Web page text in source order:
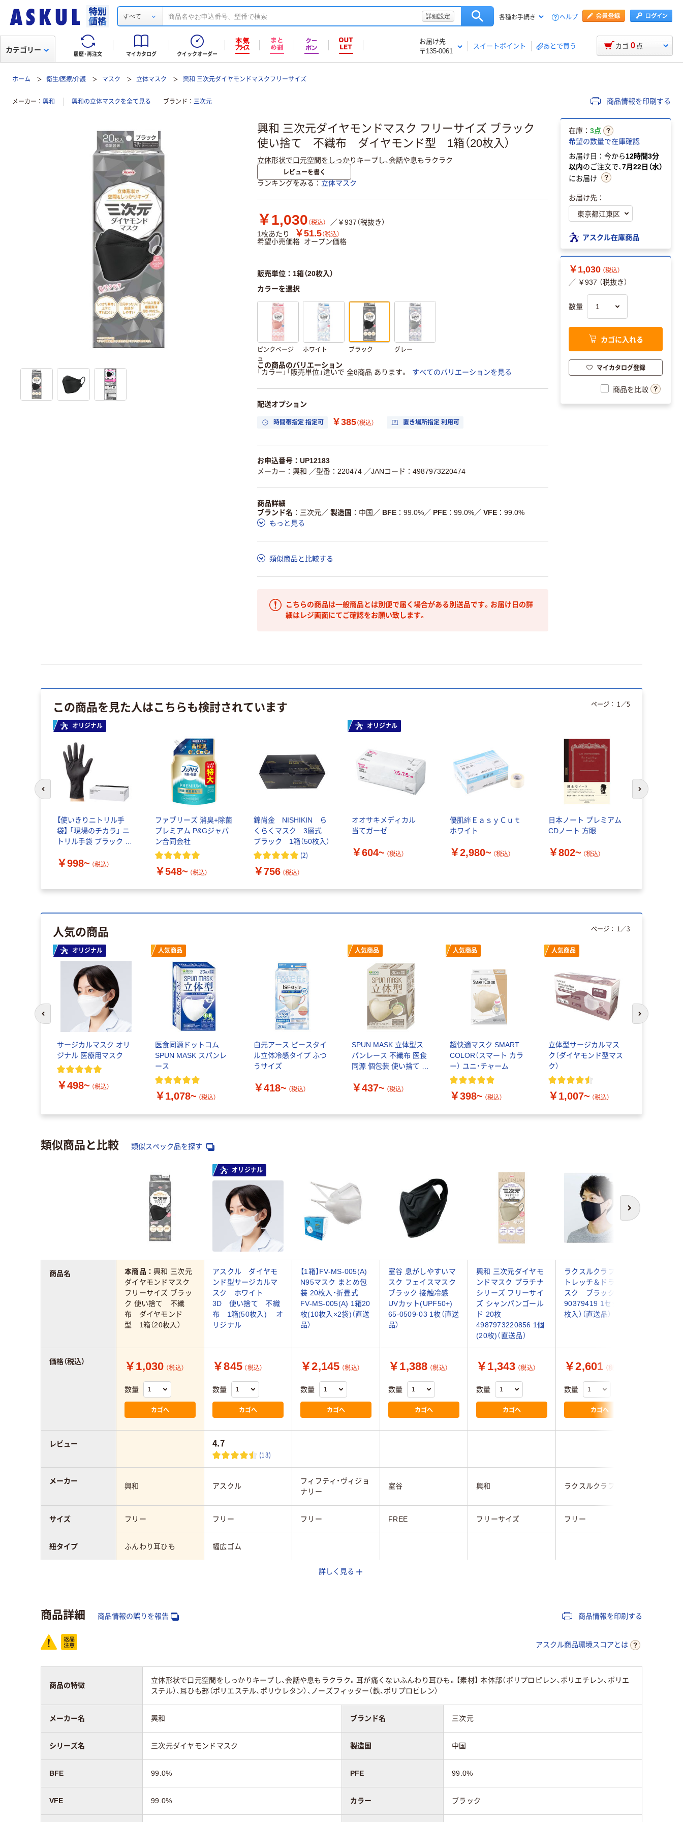
すべて 詳細設定 各種お手続き ヘルプ
履歴・再注文 マイカタログ クイックオーダー
お届け先
〒135-0061
スイートポイント あとで買う
カテゴリー カゴ 0 点
ホーム 衛生/医療/介護 マスク 立体マスク 興和 三次元ダイヤモンドマスクフリーサイズ
メーカー 興和 興和の立体マスクを全て見る ブランド 三次元 商品情報を印刷する
興和 三次元ダイヤモンドマスク フリーサイズ ブラック
使い捨て 不織布 ダイヤモンド型 1箱（20枚入）
立体形状で口元空間をしっかりキープし、会話や息もラクラク
レビューを書く
ランキングをみる 立体マスク
￥1,030 （税込）
／￥937（税抜き）
1枚あたり
￥51.5（税込）
希望小売価格 オープン価格
販売単位：1箱（20枚入）
カラーを選択
ピンクベージ
ュ
ホワイト ブラック グレー
この商品のバリエーション
「カラー」「販売単位」違いで 全8商品 あります。
すべてのバリエーションを見る
配送オプション
時間帯指定 指定可 ￥385（税込） 置き場所指定 利用可
お申込番号：UP12183
メーカー：興和 ／型番：220474 ／JANコード：4987973220474
商品詳細
ブランド名
三次元／ 製造国 中国 ／ BFE 99.0%／ PFE 99.0%／ VFE
99.0%
もっと見る
類似商品と比較する
こちらの商品は一般商品とは別便で届く場合がある別送品です。お届け日の詳
細はレジ画面にてご確認をお願い致します。
在庫： 3点
希望の数量で在庫確認
お届け日：今から12時間3分
以内のご注文で、7月22日（水）
にお届け
お届け先：
アスクル在庫商品
￥1,030 （税込）
／ ￥937 （税抜き）
数量
カゴに入れる
マイカタログ登録
商品を比較
この商品を見た人はこちらも検討されています
オリジナル
【使いきりニトリル手
袋】 「現場のチカラ」 ニ
トリル手袋 ブラック 薄
￥998~ （税込）
ファブリーズ 消臭+除菌
プレミアム P&Gジャパ
ン合同会社
￥548~ （税込）
錦尚金 NISHIKIN ら
くらくマスク 3層式
ブラック 1箱（50枚入）
(2)
￥756 （税込）
オリジナル
オオサキメディカル
当てガーゼ
￥604~ （税込）
優肌絆ＥａｓｙＣｕｔ
ホワイト
￥2,980~ （税込）
日本ノート プレミアム
CDノート 方眼
￥802~ （税込）
ページ： 1 ／5
前のスライドへ 次のスライド
人気の商品
オリジナル
サージカルマスク オリ
ジナル 医療用マスク
￥498~ （税込）
人気商品
医食同源ドットコム
SPUN MASK スパンレ
ース
￥1,078~ （税込）
白元アース ビースタイ
ル立体冷感タイプ ふつ
うサイズ
￥418~ （税込）
人気商品
SPUN MASK 立体型ス
パンレース 不織布 医食
同源 個包装 使い捨て カ
￥437~ （税込）
人気商品
超快適マスク SMART
COLOR（スマート カラ
ー） ユニ・チャーム
￥398~ （税込）
人気商品
立体型サージカルマス
ク（ダイヤモンド型マス
ク）
￥1,007~ （税込）
ページ： 1 ／3
前のスライドへ 次のスライド
類似商品と比較 類似スペック品を探す
次へ
オリジナル
本商品：興和 三次元
ダイヤモンドマスク
フリーサイズ ブラッ
ク 使い捨て 不織
布 ダイヤモンド
型 1箱（20枚入）
アスクル ダイヤモ
ンド型サージカルマ
スク ホワイト
3D 使い捨て 不織
布 1箱(50枚入) オ
リジナル
【1箱】FV-MS-005(A)
N95マスク まとめ包
装 20枚入・折畳式
FV-MS-005(A) 1箱20
枚(10枚入×2袋)（直送
品）
室谷 息がしやすいマ
スク フェイスマスク
ブラック 接触冷感
UVカット(UPF50+)
65-0509-03 1枚（直送
品）
興和 三次元ダイヤモ
ンドマスク プラチナ
シリーズ フリーサイ
ズ シャンパンゴール
ド 20枚
4987973220856 1個
(20枚)（直送品）
ラクスルクラフツ ス
トレッチ＆ドライマ
スク ブラック
90379419 1セット（5
枚入）（直送品）
￥1,030 （税込）
数量
カゴへ
￥845 （税込）
数量
カゴへ
￥2,145 （税込）
数量
カゴへ
￥1,388 （税込）
数量
カゴへ
￥1,343 （税込）
数量
カゴへ
￥2,601 （税込）
数量
カゴへ
4.7
(13)
興和 アスクル
フィフティ・ヴィジョ
ナリー
室谷 興和 ラクスルクラフツ
フリー フリー フリー FREE フリーサイズ フリー
ふんわり耳ひも 幅広ゴム
商品名
価格（税込）
レビュー
メーカー
サイズ
紐タイプ
スコア
詳しく見る
商品詳細 商品情報の誤りを報告 商品情報を印刷する
アスクル商品環境スコアとは
商品の特徴
立体形状で口元空間をしっかりキープし、会話や息もラクラク。耳が痛くないふんわり耳ひも。【素材】 本体部（ポリプロピレン、ポリエチレン、ポリエ
ステル）、耳ひも部（ポリエステル、ポリウレタン）、ノーズフィッター（鉄、ポリプロピレン）
メーカー名 興和 ブランド名 三次元
シリーズ名 三次元ダイヤモンドマスク 製造国 中国
BFE 99.0% PFE 99.0%
VFE 99.0% カラー ブラック